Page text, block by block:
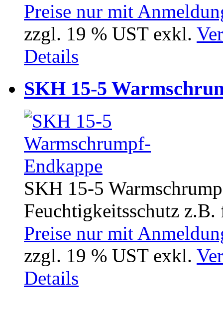
Preise nur mit
zzgl. 19 % UST exkl.
Details
SKH 15-5
SKH 15-5
Feuchtigkeitsschutz z.B.
Preise nur mit
zzgl. 19 % UST exkl.
Details